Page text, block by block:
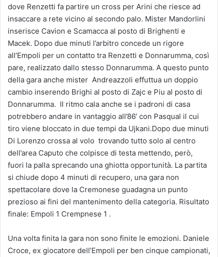
dove Renzetti fa partire un cross per Arini che riesce ad
insaccare a rete vicino al secondo palo. Mister Mandorlini
inserisce Cavion e Scamacca al posto di Brighenti e
Macek. Dopo due minuti l’arbitro concede un rigore
all’Empoli per un contatto tra Renzetti e Donnarumma, così
pare, realizzato dallo stesso Donnarumma. A questo punto
della gara anche mister Andreazzoli effuttua un doppio
cambio inserendo Brighi al posto di Zajc e Piu al posto di
Donnarumma. Il ritmo cala anche se i padroni di casa
potrebbero andare in vantaggio all’86’ con Pasqual il cui
tiro viene bloccato in due tempi da Ujkani.Dopo due minuti
Di Lorenzo crossa al volo trovando tutto solo al centro
dell’area Caputo che colpisce di testa mettendo, però,
fuori la palla sprecando una ghiotta opportunità. La partita
si chiude dopo 4 minuti di recupero, una gara non
spettacolare dove la Cremonese guadagna un punto
prezioso ai fini del mantenimento della categoria. Risultato
finale: Empoli 1 Crempnese 1 .
Una volta finita la gara non sono finite le emozioni. Daniele
Croce, ex giocatore dell’Empoli per ben cinque campionati,